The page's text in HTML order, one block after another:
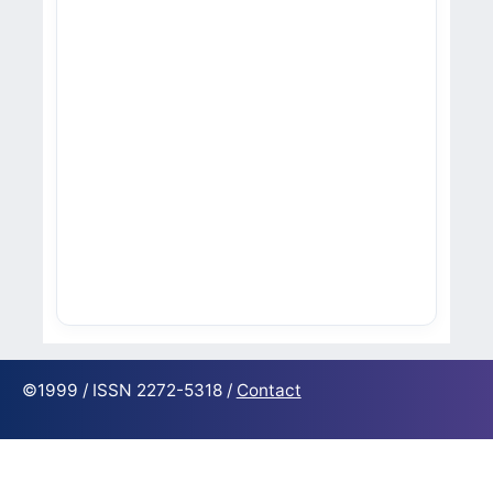
©1999 / ISSN 2272-5318 / Contact